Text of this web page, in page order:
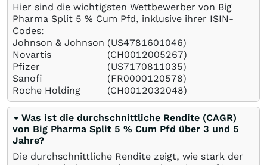
Hier sind die wichtigsten Wettbewerber von Big
Pharma Split 5 % Cum Pfd, inklusive ihrer ISIN-
Codes:
Johnson & Johnson (US4781601046)
Novartis
(CH0012005267)
Pfizer
(US7170811035)
Sanofi
(FR0000120578)
Roche Holding
(CH0012032048)
Was ist die durchschnittliche Rendite (CAGR)
von Big Pharma Split 5 % Cum Pfd über 3 und 5
Jahre?
Die durchschnittliche Rendite zeigt, wie stark der